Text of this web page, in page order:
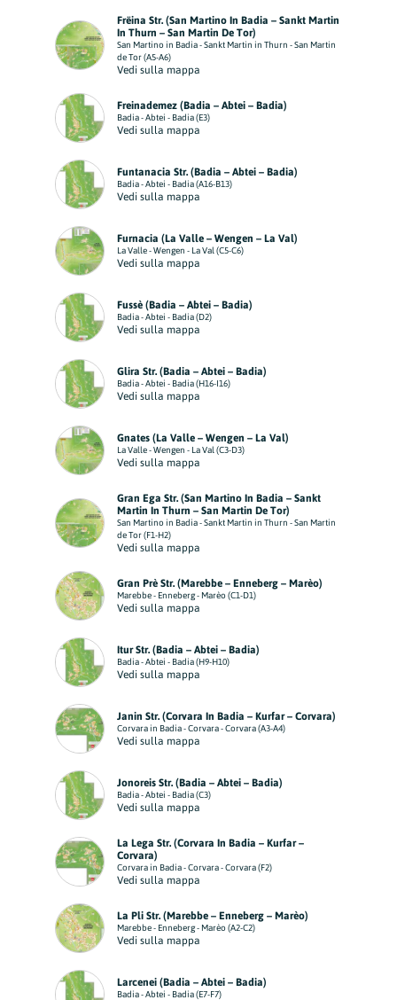
Frëina Str. (San Martino In Badia – Sankt Martin
In Thurn – San Martin De Tor)
San Martino in Badia - Sankt Martin in Thurn - San Martin
de Tor (A5-A6)
Vedi sulla mappa
Freinademez (Badia – Abtei – Badia)
Badia - Abtei - Badia (E3)
Vedi sulla mappa
Funtanacia Str. (Badia – Abtei – Badia)
Badia - Abtei - Badia (A16-B13)
Vedi sulla mappa
Furnacia (La Valle – Wengen – La Val)
La Valle - Wengen - La Val (C5-C6)
Vedi sulla mappa
Fussè (Badia – Abtei – Badia)
Badia - Abtei - Badia (D2)
Vedi sulla mappa
Glira Str. (Badia – Abtei – Badia)
Badia - Abtei - Badia (H16-I16)
Vedi sulla mappa
Gnates (La Valle – Wengen – La Val)
La Valle - Wengen - La Val (C3-D3)
Vedi sulla mappa
Gran Ega Str. (San Martino In Badia – Sankt
Martin In Thurn – San Martin De Tor)
San Martino in Badia - Sankt Martin in Thurn - San Martin
de Tor (F1-H2)
Vedi sulla mappa
Gran Prè Str. (Marebbe – Enneberg – Marèo)
Marebbe - Enneberg - Marèo (C1-D1)
Vedi sulla mappa
Itur Str. (Badia – Abtei – Badia)
Badia - Abtei - Badia (H9-H10)
Vedi sulla mappa
Janin Str. (Corvara In Badia – Kurfar – Corvara)
Corvara in Badia - Corvara - Corvara (A3-A4)
Vedi sulla mappa
Jonoreis Str. (Badia – Abtei – Badia)
Badia - Abtei - Badia (C3)
Vedi sulla mappa
La Lega Str. (Corvara In Badia – Kurfar –
Corvara)
Corvara in Badia - Corvara - Corvara (F2)
Vedi sulla mappa
La Pli Str. (Marebbe – Enneberg – Marèo)
Marebbe - Enneberg - Marèo (A2-C2)
Vedi sulla mappa
Larcenei (Badia – Abtei – Badia)
Badia - Abtei - Badia (E7-F7)